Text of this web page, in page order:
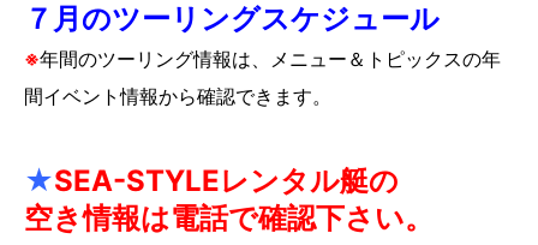
6. 艇庫会員（マリーナ保管）に入会する
7.ゲレンデ会員（自宅保管）に入会する
8.ビジター（非会員）施設利用
７月のツーリングスケジュール
※年間のツーリング情報は、メニュー＆トピックスの年
間イベント情報から確認できます。
★SEA-STYLEレンタル艇の
空き情報は電話で確認下さい。